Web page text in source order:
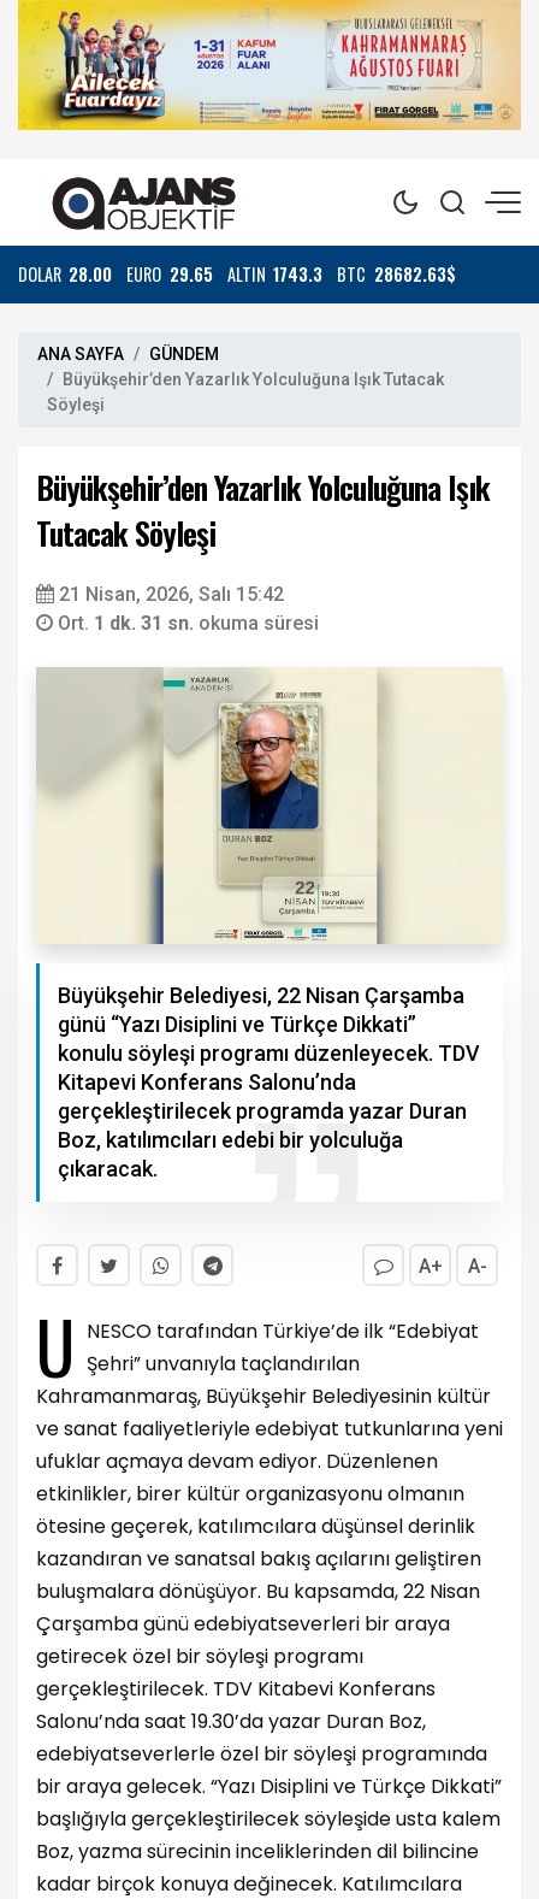
DOLAR 28.00 EURO 29.65 ALTIN 1743.3 BTC 28682.63$
ANA SAYFA
GÜNDEM
Büyükşehir’den Yazarlık Yolculuğuna Işık Tutacak
Söyleşi
Büyükşehir’den Yazarlık Yolculuğuna Işık
Tutacak Söyleşi
21 Nisan, 2026, Salı 15:42
Ort. 1 dk. 31 sn. okuma süresi
Büyükşehir Belediyesi, 22 Nisan Çarşamba
günü “Yazı Disiplini ve Türkçe Dikkati”
konulu söyleşi programı düzenleyecek. TDV
Kitapevi Konferans Salonu’nda
gerçekleştirilecek programda yazar Duran
Boz, katılımcıları edebi bir yolculuğa
çıkaracak.
A+ A-
U
NESCO tarafından Türkiye’de ilk “Edebiyat
Şehri” unvanıyla taçlandırılan
Kahramanmaraş, Büyükşehir Belediyesinin kültür
ve sanat faaliyetleriyle edebiyat tutkunlarına yeni
ufuklar açmaya devam ediyor. Düzenlenen
etkinlikler, birer kültür organizasyonu olmanın
ötesine geçerek, katılımcılara düşünsel derinlik
kazandıran ve sanatsal bakış açılarını geliştiren
buluşmalara dönüşüyor. Bu kapsamda, 22 Nisan
Çarşamba günü edebiyatseverleri bir araya
getirecek özel bir söyleşi programı
gerçekleştirilecek. TDV Kitabevi Konferans
Salonu’nda saat 19.30’da yazar Duran Boz,
edebiyatseverlerle özel bir söyleşi programında
bir araya gelecek. “Yazı Disiplini ve Türkçe Dikkati”
başlığıyla gerçekleştirilecek söyleşide usta kalem
Boz, yazma sürecinin inceliklerinden dil bilincine
kadar birçok konuya değinecek. Katılımcılara